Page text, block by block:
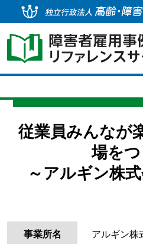
従業員みんなが
場を
～アルギン株
事業所名 アルギン株